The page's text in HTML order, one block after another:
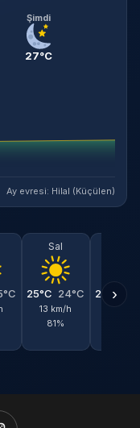
Şimdi
27°C
Ay evresi: Hilal (Küçülen)
Sal
25°C 24°C
13 km/h
81%
25°C
›